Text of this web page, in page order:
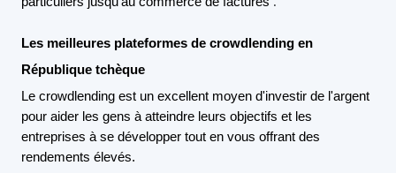
Les meilleures plateformes de crowdlending en
République tchèque
Le crowdlending est un excellent moyen d'investir de l'argent
pour aider les gens à atteindre leurs objectifs et les
entreprises à se développer tout en vous offrant des
rendements élevés.